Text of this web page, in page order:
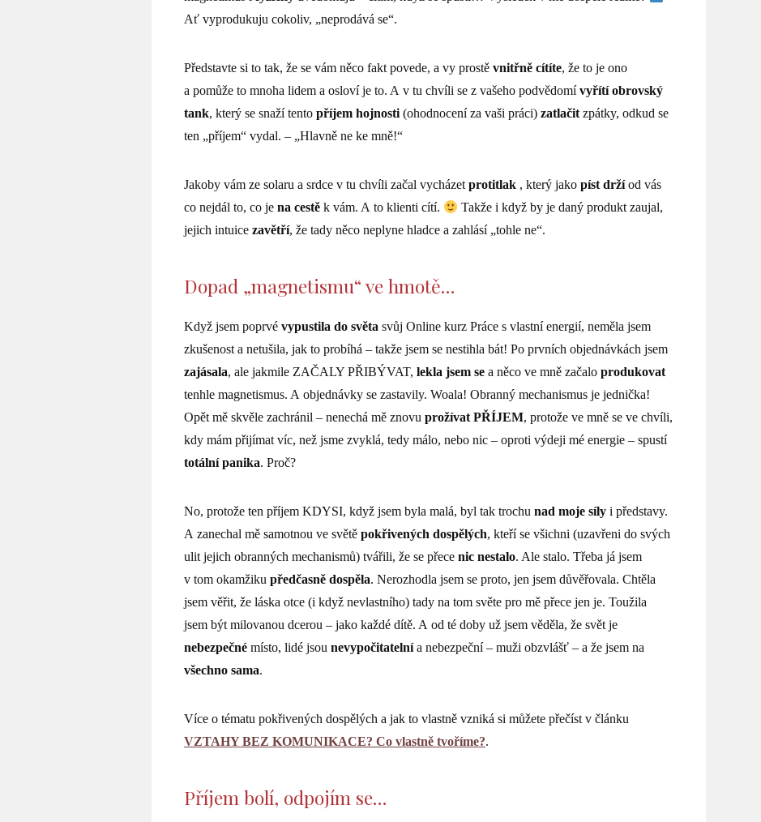
Ať vyprodukuju cokoliv, „neprodává se“.
Představte si to tak, že se vám něco fakt povede, a vy prostě vnitřně cítíte, že to je ono
a pomůže to mnoha lidem a osloví je to. A v tu chvíli se z vašeho podvědomívyřítí obrovský
tank, který se snaží tento příjem hojnosti (ohodnocení za vaši práci) zatlačit zpátky, odkud se
ten „příjem“ vydal. – „Hlavně ne ke mně!“
Jakoby vám ze solaru a srdce v tu chvíli začal vycházet protitlak , který jako píst držíod vás
co nejdál to, co je na cestě k vám. A to klienti cítí.
Takže i když by je daný produkt zaujal,
jejich intuice zavětří, že tady něco neplyne hladce a zahlásí „tohle ne“.
Dopad „magnetismu“ ve hmotě…
Když jsem poprvé vypustila do světa svůj Online kurz Práce s vlastní energií, neměla jsem
zkušenost a netušila, jak to probíhá – takže jsem se nestihla bát! Po prvních objednávkách jsem
zajásala, ale jakmile ZAČALY PŘIBÝVAT, lekla jsem se a něco ve mně začalo produkovat
tenhle magnetismus. A objednávky se zastavily. Woala! Obranný mechanismus je jednička!
Opět mě skvěle zachránil – nenechá mě znovu prožívat PŘÍJEM, protože ve mně se ve chvíli,
kdy mám přijímat víc, než jsme zvyklá, tedy málo, nebo nic – oproti výdeji mé energie – spustí
totální panika. Proč?
No, protože ten příjem KDYSI, když jsem byla malá, byl tak trochu nad moje síly i představy.
A zanechal mě samotnou ve světě pokřivených dospělých, kteří se všichni (uzavřeni do svých
ulit jejich obranných mechanismů) tvářili, že se přece nic nestalo. Ale stalo. Třeba já jsem
v tom okamžiku předčasně dospěla. Nerozhodla jsem se proto, jen jsem důvěřovala. Chtěla
jsem věřit, že láska otce (i když nevlastního) tady na tom světe pro mě přece jen je. Toužila
jsem být milovanou dcerou – jako každé dítě. A od té doby už jsem věděla, že svět je
nebezpečné místo, lidé jsou nevypočitatelnía nebezpeční – muži obzvlášť – a že jsem na
všechno sama.
Více o tématu pokřivených dospělých a jak to vlastně vzniká si můžete přečíst v článku
VZTAHY BEZ KOMUNIKACE? Co vlastně tvoříme?.
Příjem bolí, odpojím se…